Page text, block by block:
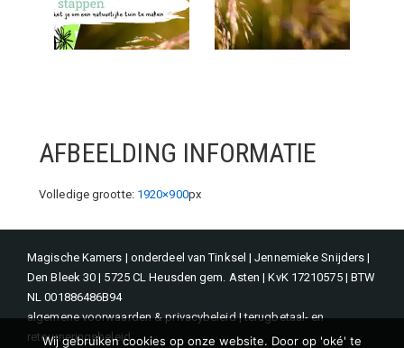
AFBEELDING INFORMATIE
Volledige grootte: 1920×900px
Magische Kamers | onderdeel van Tinksel | Jennemieke Snijders |
Den Bleek 30 | 5725 CL Heusden gem. Asten | KvK 17210575 | BTW
NL 001886486B94
algemene voorwaarden & privacybeleid|terugbetaal- en
retourneringsbeleid
Wij gebruiken cookies op onze website. Door op 'oké' te